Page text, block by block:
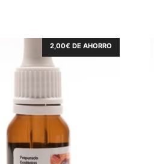
2,00€ DE AHORRO